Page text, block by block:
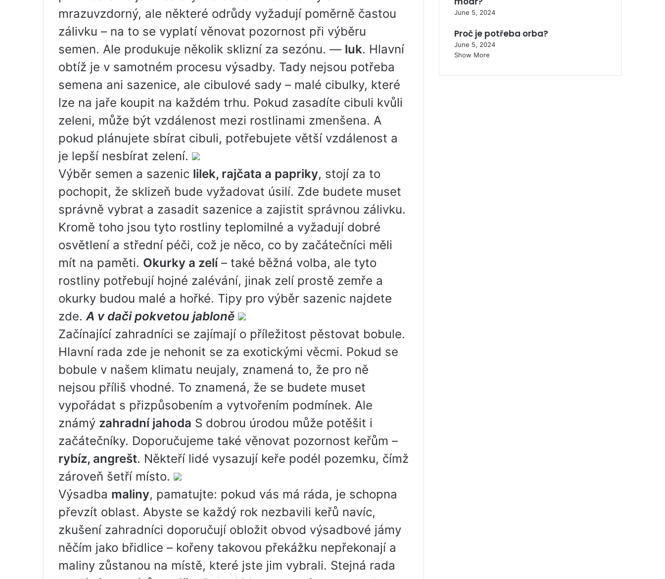
mrazuvzdorný, ale některé odrůdy vyžadují poměrně častou
zálivku – na to se vyplatí věnovat pozornost při výběru
semen. Ale produkuje několik sklizní za sezónu. — luk. Hlavní
obtíž je v samotném procesu výsadby. Tady nejsou potřeba
semena ani sazenice, ale cibulové sady – malé cibulky, které
lze na jaře koupit na každém trhu. Pokud zasadíte cibuli kvůli
zeleni, může být vzdálenost mezi rostlinami zmenšena. A
pokud plánujete sbírat cibuli, potřebujete větší vzdálenost a
je lepší nesbírat zelení.
Výběr semen a sazenic lilek, rajčata a papriky, stojí za to
pochopit, že sklizeň bude vyžadovat úsilí. Zde budete muset
správně vybrat a zasadit sazenice a zajistit správnou zálivku.
Kromě toho jsou tyto rostliny teplomilné a vyžadují dobré
osvětlení a střední péči, což je něco, co by začátečníci měli
mít na paměti. Okurky a zelí– také běžná volba, ale tyto
rostliny potřebují hojné zalévání, jinak zelí prostě zemře a
okurky budou malé a hořké. Tipy pro výběr sazenic najdete
zde.A v dači pokvetou jabloně
Začínající zahradníci se zajímají o příležitost pěstovat bobule.
Hlavní rada zde je nehonit se za exotickými věcmi. Pokud se
bobule v našem klimatu neujaly, znamená to, že pro ně
nejsou příliš vhodné. To znamená, že se budete muset
vypořádat s přizpůsobením a vytvořením podmínek. Ale
známý zahradní jahoda S dobrou úrodou může potěšit i
začátečníky. Doporučujeme také věnovat pozornost keřům –
rybíz, angrešt. Někteří lidé vysazují keře podél pozemku, čímž
zároveň šetří místo.
Výsadba maliny, pamatujte: pokud vás má ráda, je schopna
převzít oblast. Abyste se každý rok nezbavili keřů navíc,
zkušení zahradníci doporučují obložit obvod výsadbové jámy
něčím jako břidlice – kořeny takovou překážku nepřekonají a
maliny zůstanou na místě, které jste jim vybrali. Stejná rada
June 5, 2024
Proč je potřeba orba?
June 5, 2024
Show More